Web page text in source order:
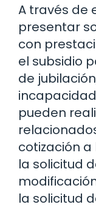
A través de
presentar
con
el subsidio
de
pueden
cotización a
la solicitud
la solicitud